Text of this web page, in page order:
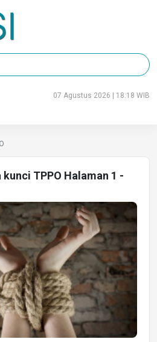
07 Agustus 2026 | 18:18 WIB
TPPO Halaman 1 -